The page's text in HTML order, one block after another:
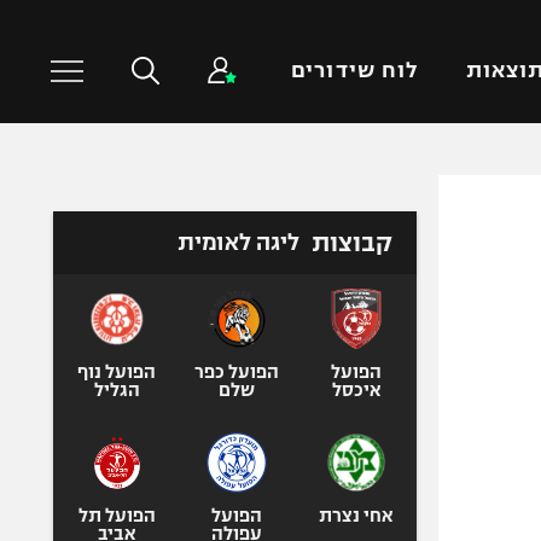
תוצאות לוח שידורים
טניס
כדורעף
אגרוף
ספורט אולימפי
קבוצות ליגה לאומית
הפועל
איכסל
הפועל כפר
שלם
הפועל נוף
הגליל
אחי נצרת
הפועל
עפולה
הפועל תל
אביב